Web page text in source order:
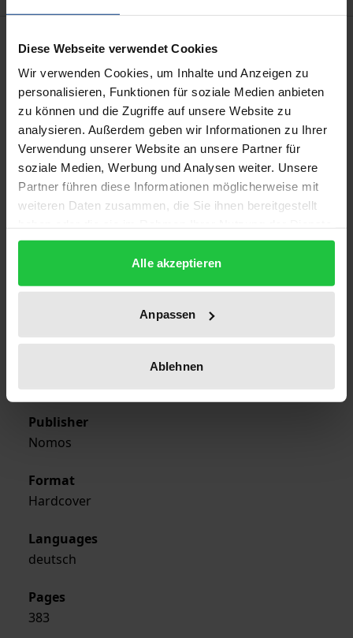
Diese Webseite verwendet Cookies
Wir verwenden Cookies, um Inhalte und Anzeigen zu
personalisieren, Funktionen für soziale Medien anbieten
zu können und die Zugriffe auf unsere Website zu
analysieren. Außerdem geben wir Informationen zu Ihrer
Verwendung unserer Website an unsere Partner für
soziale Medien, Werbung und Analysen weiter. Unsere
Partner führen diese Informationen möglicherweise mit
weiteren Daten zusammen, die Sie ihnen bereitgestellt
gesammelt haben.
Alle akzeptieren
Anpassen
Ablehnen
Edition
1
ISBN
978-3-7890-2038-4
Subtitle
Publisher
Nomos
Format
Hardcover
Languages
deutsch
Pages
383